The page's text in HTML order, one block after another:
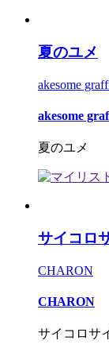
夏のユメ
akesome
akesome
夏のユメ
サイコロ
CHARON
CHARON
サイコロサ